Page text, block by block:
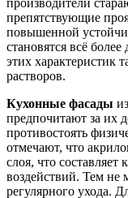
производители
препятствующие
повышенной
становятся всё
этих характеристик
растворов.
Кухонные фасады
предпочитают за их
противостоять
отмечают, что
слоя, что
воздействий. Тем не
регулярного ухода.